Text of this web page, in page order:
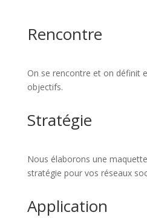
Rencontre
On se rencontre et on définit
objectifs.
Stratégie
Nous élaborons une
stratégie pour vos réseaux
Application